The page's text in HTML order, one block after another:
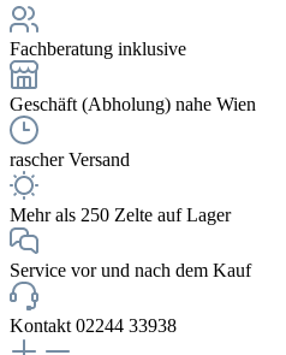
Fachberatung inklusive
Geschäft (Abholung) nahe Wien
rascher Versand
Mehr als 250 Zelte auf Lager
Service vor und nach dem Kauf
Kontakt 02244 33938